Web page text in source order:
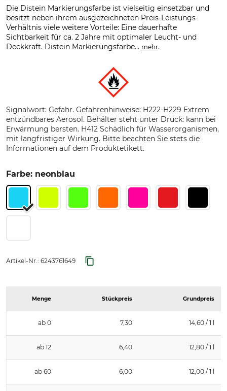
Die Distein Markierungsfarbe ist vielseitig einsetzbar und
besitzt neben ihrem ausgezeichneten Preis-Leistungs-
Verhältnis viele weitere Vorteile: Eine dauerhafte
Sichtbarkeit für ca. 2 Jahre mit optimaler Leucht- und
Deckkraft. Distein Markierungsfarbe... mehr.
Signalwort: Gefahr. Gefahrenhinweise: H222-H229 Extrem
entzündbares Aerosol. Behälter steht unter Druck: kann bei
Erwärmung bersten. H412 Schädlich für Wasserorganismen,
mit langfristiger Wirkung. Bitte beachten Sie stets die
Informationen auf dem Produktetikett.
Farbe: neonblau
Artikel-Nr.: 6243761649
Menge Stückpreis Grundpreis
ab 0 7,30 14,60 / 1 l
ab 12 6,40 12,80 / 1 l
ab 60 6,00 12,00 / 1 l